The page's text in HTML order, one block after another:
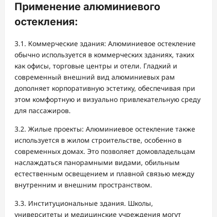
Применение алюминиевого
остекления:
3.1. Коммерческие здания: Алюминиевое остекление
обычно используется в коммерческих зданиях, таких
как офисы, торговые центры и отели. Гладкий и
современный внешний вид алюминиевых рам
дополняет корпоративную эстетику, обеспечивая при
этом комфортную и визуально привлекательную среду
для пассажиров.
3.2. Жилые проекты: Алюминиевое остекление также
используется в жилом строительстве, особенно в
современных домах. Это позволяет домовладельцам
наслаждаться панорамными видами, обильным
естественным освещением и плавной связью между
внутренним и внешним пространством.
3.3. Институциональные здания. Школы,
университеты и медицинские учреждения могут